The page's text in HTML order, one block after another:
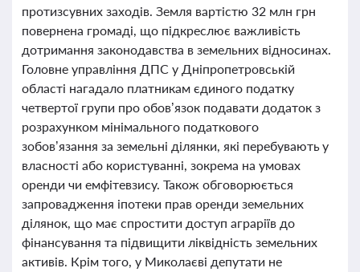
протизсувних заходів. Земля вартістю 32 млн грн
повернена громаді, що підкреслює важливість
дотримання законодавства в земельних відносинах.
Головне управління ДПС у Дніпропетровській
області нагадало платникам єдиного податку
четвертої групи про обов’язок подавати додаток з
розрахунком мінімального податкового
зобов’язання за земельні ділянки, які перебувають у
власності або користуванні, зокрема на умовах
оренди чи емфітевзису. Також обговорюється
запровадження іпотеки прав оренди земельних
ділянок, що має спростити доступ аграріїв до
фінансування та підвищити ліквідність земельних
активів. Крім того, у Миколаєві депутати не